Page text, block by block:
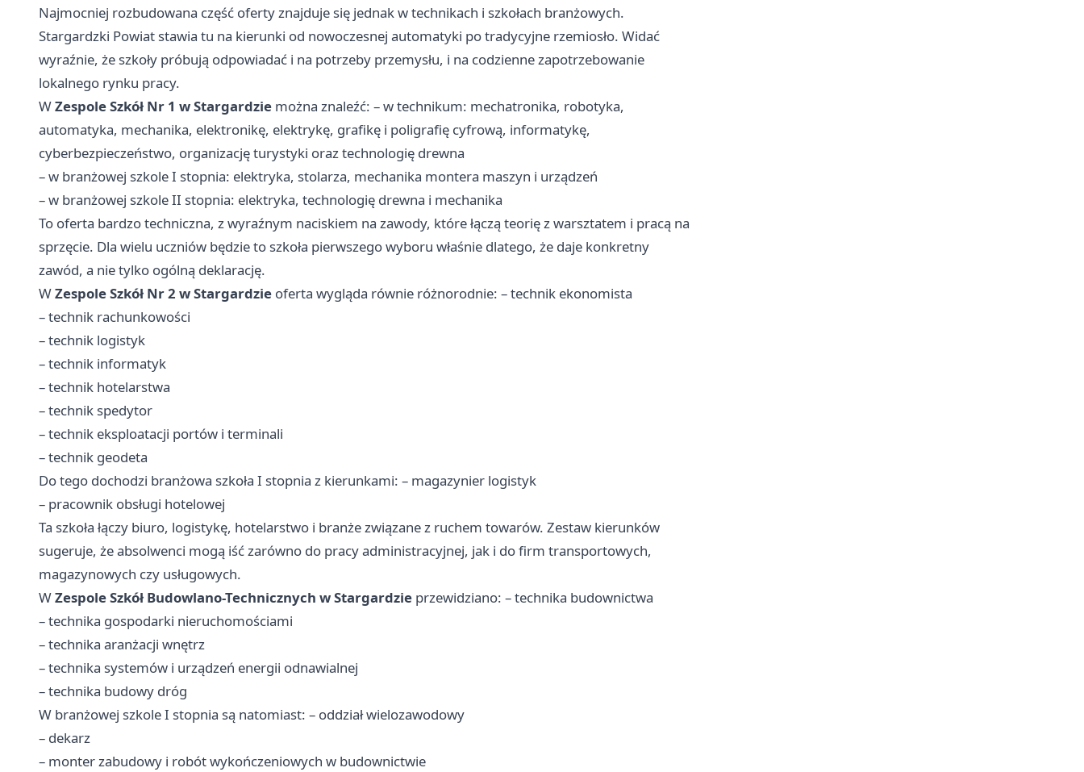
Najmocniej rozbudowana część oferty znajduje się jednak w technikach i szkołach branżowych.
Stargardzki Powiat stawia tu na kierunki od nowoczesnej automatyki po tradycyjne rzemiosło. Widać
wyraźnie, że szkoły próbują odpowiadać i na potrzeby przemysłu, i na codzienne zapotrzebowanie
lokalnego rynku pracy.
WZespole Szkół Nr 1 w Stargardzie można znaleźć: – w technikum: mechatronika, robotyka,
automatyka, mechanika, elektronikę, elektrykę, grafikę i poligrafię cyfrową, informatykę,
cyberbezpieczeństwo, organizację turystyki oraz technologię drewna
– w branżowej szkole I stopnia: elektryka, stolarza, mechanika montera maszyn i urządzeń
– w branżowej szkole II stopnia: elektryka, technologię drewna i mechanika
To oferta bardzo techniczna, z wyraźnym naciskiem na zawody, które łączą teorię z warsztatem i pracą na
sprzęcie. Dla wielu uczniów będzie to szkoła pierwszego wyboru właśnie dlatego, że daje konkretny
zawód, a nie tylko ogólną deklarację.
WZespole Szkół Nr 2 w Stargardzie oferta wygląda równie różnorodnie: – technik ekonomista
– technik rachunkowości
– technik logistyk
– technik informatyk
– technik hotelarstwa
– technik spedytor
– technik eksploatacji portów i terminali
– technik geodeta
Do tego dochodzi branżowa szkoła I stopnia z kierunkami: – magazynier logistyk
– pracownik obsługi hotelowej
Ta szkoła łączy biuro, logistykę, hotelarstwo i branże związane z ruchem towarów. Zestaw kierunków
sugeruje, że absolwenci mogą iść zarówno do pracy administracyjnej, jak i do firm transportowych,
magazynowych czy usługowych.
WZespole Szkół Budowlano-Technicznych w Stargardzie przewidziano: – technika budownictwa
– technika gospodarki nieruchomościami
– technika aranżacji wnętrz
– technika systemów i urządzeń energii odnawialnej
– technika budowy dróg
W branżowej szkole I stopnia są natomiast: – oddział wielozawodowy
– dekarz
– monter zabudowy i robót wykończeniowych w budownictwie